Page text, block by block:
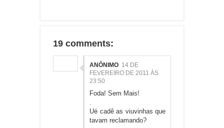
19 comments:
ANÔNIMO 14 DE
FEVEREIRO DE 2011 ÀS
23:50
Foda! Sem Mais!
Ué cadê as viuvinhas que
tavam reclamando?